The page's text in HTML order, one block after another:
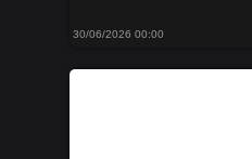
30/06/2026 00:00